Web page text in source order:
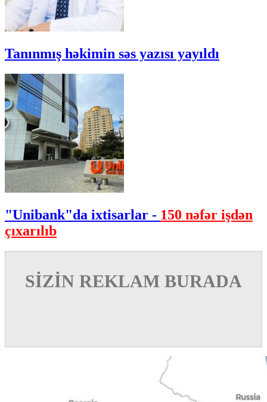
Tanınmış həkimin səs yazısı yayıldı
"Unibank"da ixtisarlar - 150 nəfər işdən
çıxarılıb
SİZİN REKLAM BURADA